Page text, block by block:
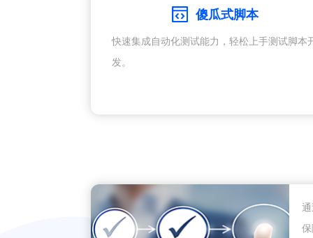
傻瓜式脚本
快速集成自动化测试能力，轻松上手测试脚本
发。